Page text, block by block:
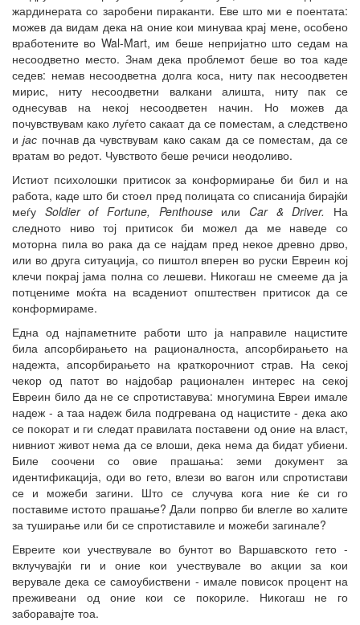
жардинерата со заробени пираканти. Еве што ми е поентата:
можев да видам дека нa оние кои минуваа крај мене, особено
вработените во Wal-Mart, им беше непријатно што седам на
несоодветно место. Знам дека проблемот беше во тоа каде
седев: немав несоодветна долга коса, ниту пак несоодветен
мирис, ниту несоодветни валкани алишта, ниту пак се
однесував на некој несоодветен начин. Но можев да
почувствувам како луѓето сакаат да се поместам, а следствено
ијас почнав да чувствувам како сакам да се поместам, да се
вратам во редот. Чувството беше речиси неодоливо.
Истиот психолошки притисок за конформирање би бил и на
работа, каде што би стоел пред полицата со списанија бирајќи
меѓу Soldier of Fortune, Penthouseили Car & Driver.
На
следното ниво тој притисок би можел да ме наведе со
моторна пила во рака да се најдам пред некое древно дрво,
или во друга ситуација, со пиштол вперен во руски Евреин кој
клечи покрај јама полна со лешеви. Никогаш не смееме да ја
потцениме моќта на всадениот општествен притисок да се
конформираме.
Една од најпаметните работи што ја направиле нацистите
била апсорбирањето на рационалноста, апсорбирањето на
надежта, апсорбирањето на краткорочниот страв. На секој
чекор од патот во најдобар рационален интерес на секој
Евреин било да не се спротиставува: многумина Евреи имале
надеж - а таа надеж била подгревана од нацистите - дека ако
се покорат и ги следат правилата поставени од оние на власт,
нивниот живот нема да се влоши, дека нема да бидат убиени.
Биле соочени со овие прашања: земи документ за
идентификација, оди во гето, влези во вагон или спротистави
се и можеби загини. Што се случува кога ние ќе си го
поставиме истото прашање? Дали попрво би влегле во халите
за туширање или би се спротиставиле и можеби загинале?
Евреите кои учествувале во бунтот во Варшавското гето -
вклучувајќи ги и оние кои учествувале во акции за кои
верувале дека се самоубиствени - имале повисок процент на
преживеани од оние кои се покориле. Никогаш не го
заборавајте тоа.